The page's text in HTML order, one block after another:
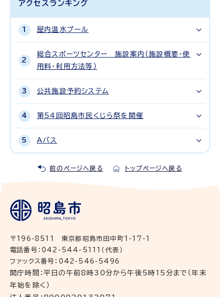
アクセスランキング
屋内温水プール
総合スポーツセンター 施設案内（施設概要・使
用料・利用方法等）
公共施設予約システム
第54回昭島市民くじら祭を開催
Aバス
前のページへ戻る トップページへ戻る
〒196-8511 東京都昭島市田中町1-17-1
電話番号：042-544-5111（代表）
ファックス番号：042-546-5496
開庁時間：平日の午前8時30分から午後5時15分まで（年末
年始を除く）